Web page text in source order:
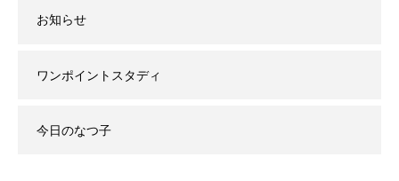
お知らせ
ワンポイントスタディ
今日のなつ子